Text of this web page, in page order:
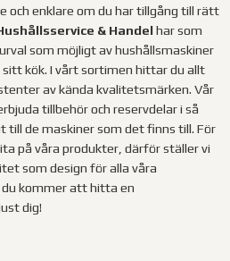
och enklare om du har tillgång till rätt
& Handelhar som
som möjligt av hushållsmaskiner
kök. I vårt sortimen hittar du allt
av kända kvalitetsmärken. Vår
tillbehör och reservdelar i så
till de maskiner som det finns till. För
på våra produkter, därför ställer vi
som design för alla våra
kommer att hitta en
dig!